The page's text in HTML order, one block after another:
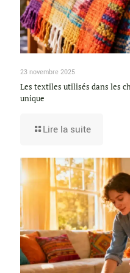
23 novembre 2025
Les textiles utilisés dans les
unique
Lire la suite